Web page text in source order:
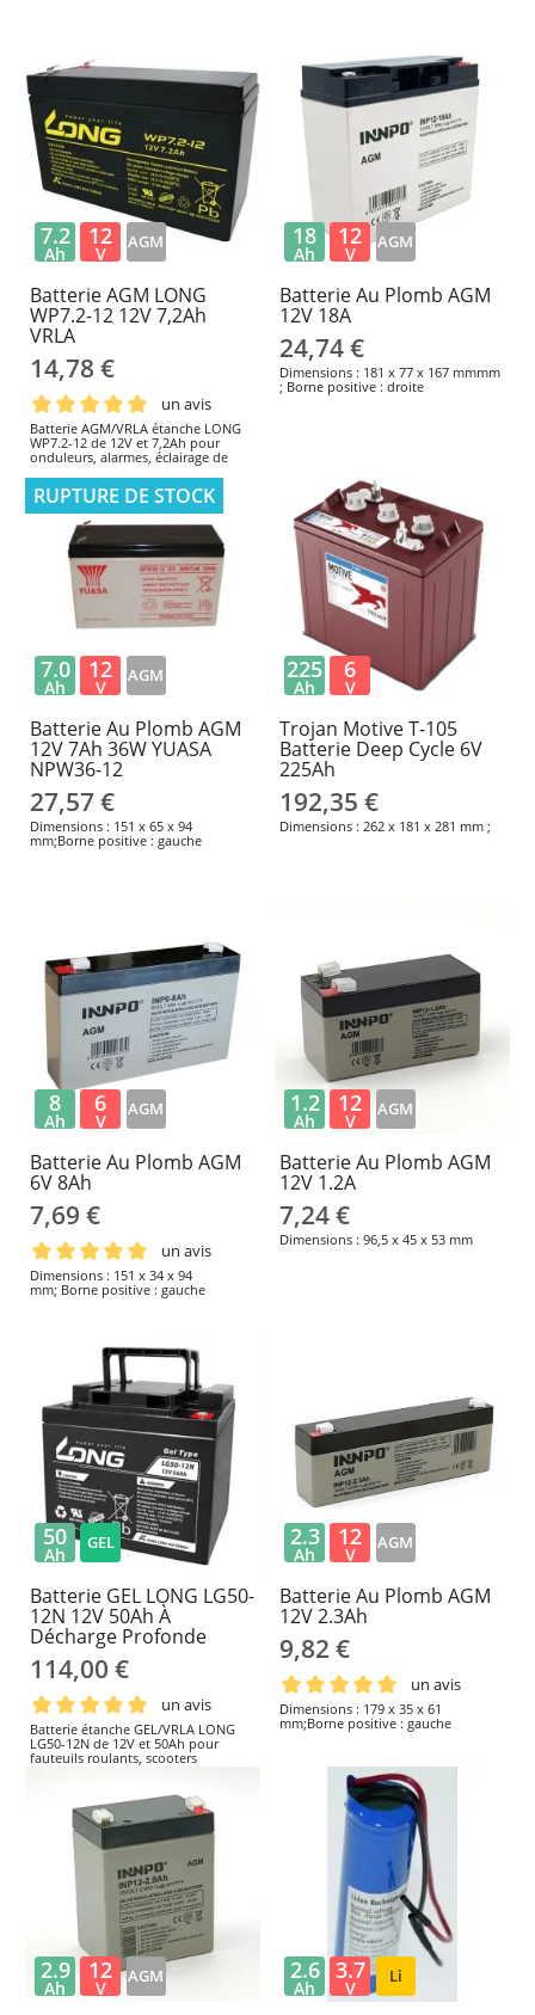
Batterie AGM LONG
WP7.2-12 12V 7,2Ah
VRLA
14,78 €
un avis
Batterie AGM/VRLA étanche LONG
WP7.2-12 de 12V et 7,2Ah pour
onduleurs, alarmes, éclairage de
secours et systèmes compatibles.
Dimensions : 151 × 65 × 94mm,
hauteur totale 102mm ; borne
Faston F2. Vérifiez l'espace, la borne,
la polarité et le chargeur avant
remplacement.
7.2
Ah
12
V
AGM
Batterie Au Plomb AGM
12V 18A
24,74 €
Dimensions : 181 x 77 x 167 mmmm
; Borne positive : droite
18
Ah
12
V
AGM
Batterie Au Plomb AGM
12V 7Ah 36W YUASA
NPW36-12
27,57 €
Dimensions : 151 x 65 x 94
mm;Borne positive : gauche
7.0
Ah
12
V
AGM
RUPTURE DE STOCK
Trojan Motive T-105
Batterie Deep Cycle 6V
225Ah
192,35 €
Dimensions : 262 x 181 x 281 mm ;
225
Ah
6
V
Batterie Au Plomb AGM
6V 8Ah
7,69 €
un avis
Dimensions : 151 x 34 x 94
mm; Borne positive : gauche
8
Ah
6
V
AGM
Batterie Au Plomb AGM
12V 1.2A
7,24 €
Dimensions : 96,5 x 45 x 53 mm
1.2
Ah
12
V
AGM
Batterie GEL LONG LG50-
12N 12V 50Ah À
Décharge Profonde
114,00 €
un avis
Batterie étanche GEL/VRLA LONG
LG50-12N de 12V et 50Ah pour
fauteuils roulants, scooters
198 × 166 × 171 mm ; positif à droite
; borne F8 avec vis M6. Vérifiez
l'espace, la connexion, la polarité et
le chargeur avant remplacement.
50
Ah
GEL
Batterie Au Plomb AGM
12V 2.3Ah
9,82 €
un avis
Dimensions : 179 x 35 x 61
mm;Borne positive : gauche
2.3
Ah
12
V
AGM
2.9
Ah
12
V
AGM 2.6
Ah
3.7
V
Li